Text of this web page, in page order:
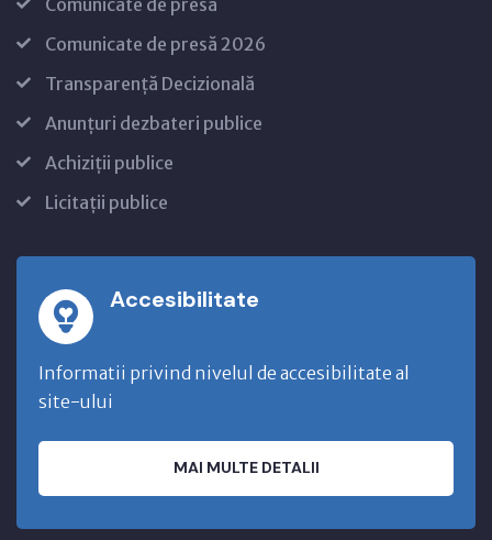
Comunicate de presă 2026
Transparență Decizională
Anunțuri dezbateri publice
Achiziții publice
Licitații publice
Accesibilitate
Informatii privind nivelul de accesibilitate al
site-ului
MAI MULTE DETALII